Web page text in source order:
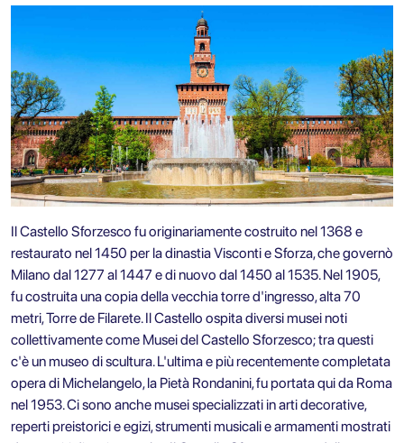
Il Castello Sforzesco fu originariamente costruito nel 1368 e
restaurato nel 1450 per la dinastia Visconti e Sforza, che governò
Milano dal 1277 al 1447 e di nuovo dal 1450 al 1535. Nel 1905,
fu costruita una copia della vecchia torre d'ingresso, alta 70
metri, Torre de Filarete. Il Castello ospita diversi musei noti
collettivamente come Musei del Castello Sforzesco; tra questi
c'è un museo di scultura. L'ultima e più recentemente completata
opera di Michelangelo, la Pietà Rondanini, fu portata qui da Roma
nel 1953. Ci sono anche musei specializzati in arti decorative,
reperti preistorici e egizi, strumenti musicali e armamenti mostrati